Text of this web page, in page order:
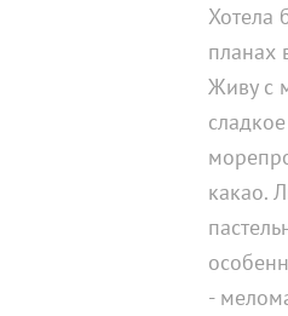
Хотела
планах
Живу с
какао.
-